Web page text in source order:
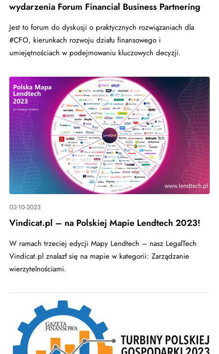
wydarzenia Forum Financial Business Partnering
Jest to forum do dyskusji o praktycznych rozwiązaniach dla
#CFO, kierunkach rozwoju działu finansowego i
umiejętnościach w podejmowaniu kluczowych decyzji.
02-10-2023
Vindicat.pl – na Polskiej Mapie Lendtech 2023!
W ramach trzeciej edycji Mapy Lendtech – nasz LegalTech
Vindicat.pl znalazł się na mapie w kategorii: Zarządzanie
wierzytelnościami.